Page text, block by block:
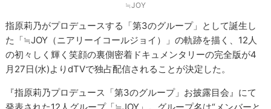
≒JOY
指原莉乃がプロデュースする「第3のグループ」として誕生し
た「≒JOY（ニアリーイコールジョイ）」の軌跡を描く、12人
の初々しく輝く笑顔の裏側密着ドキュメンタリーの完全版が4
月27日(水)よりdTVで独占配信されることが決定した。
『指原莉乃プロデュース「第3のグループ」お披露目会』にて